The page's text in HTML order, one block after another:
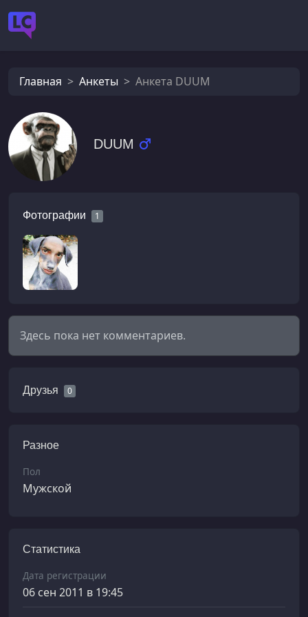
Главная Анкеты Анкета DUUM
DUUM
Фотографии 1
Здесь пока нет комментариев.
Друзья 0
Разное
Пол
Мужской
Статистика
Дата регистрации
06 сен 2011 в 19:45